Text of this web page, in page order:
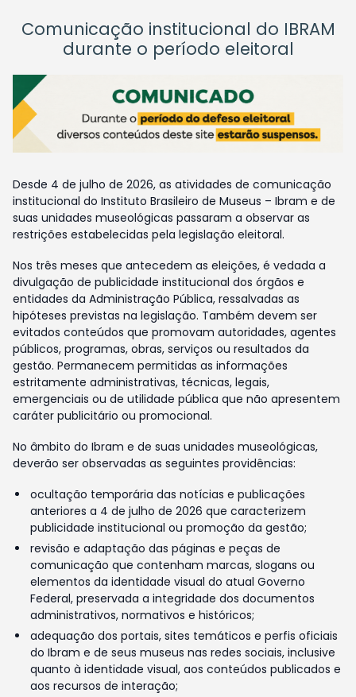
Comunicação institucional do IBRAM
durante o período eleitoral
Desde 4 de julho de 2026, as atividades de comunicação
institucional do Instituto Brasileiro de Museus – Ibram e de
suas unidades museológicas passaram a observar as
restrições estabelecidas pela legislação eleitoral.
Nos três meses que antecedem as eleições, é vedada a
divulgação de publicidade institucional dos órgãos e
entidades da Administração Pública, ressalvadas as
hipóteses previstas na legislação. Também devem ser
evitados conteúdos que promovam autoridades, agentes
públicos, programas, obras, serviços ou resultados da
gestão. Permanecem permitidas as informações
estritamente administrativas, técnicas, legais,
emergenciais ou de utilidade pública que não apresentem
caráter publicitário ou promocional.
No âmbito do Ibram e de suas unidades museológicas,
deverão ser observadas as seguintes providências:
ocultação temporária das notícias e publicações
anteriores a 4 de julho de 2026 que caracterizem
publicidade institucional ou promoção da gestão;
revisão e adaptação das páginas e peças de
comunicação que contenham marcas, slogans ou
elementos da identidade visual do atual Governo
Federal, preservada a integridade dos documentos
administrativos, normativos e históricos;
adequação dos portais, sites temáticos e perfis oficiais
do Ibram e de seus museus nas redes sociais, inclusive
quanto à identidade visual, aos conteúdos publicados e
aos recursos de interação;